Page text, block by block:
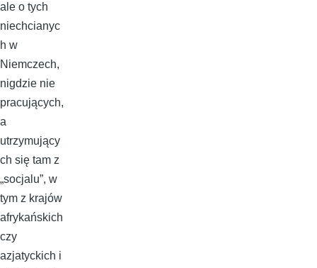
ale o tych
niechcianyc
h w
Niemczech,
nigdzie nie
pracujących,
a
utrzymujący
ch się tam z
„socjalu”, w
tym z krajów
afrykańskich
czy
azjatyckich i